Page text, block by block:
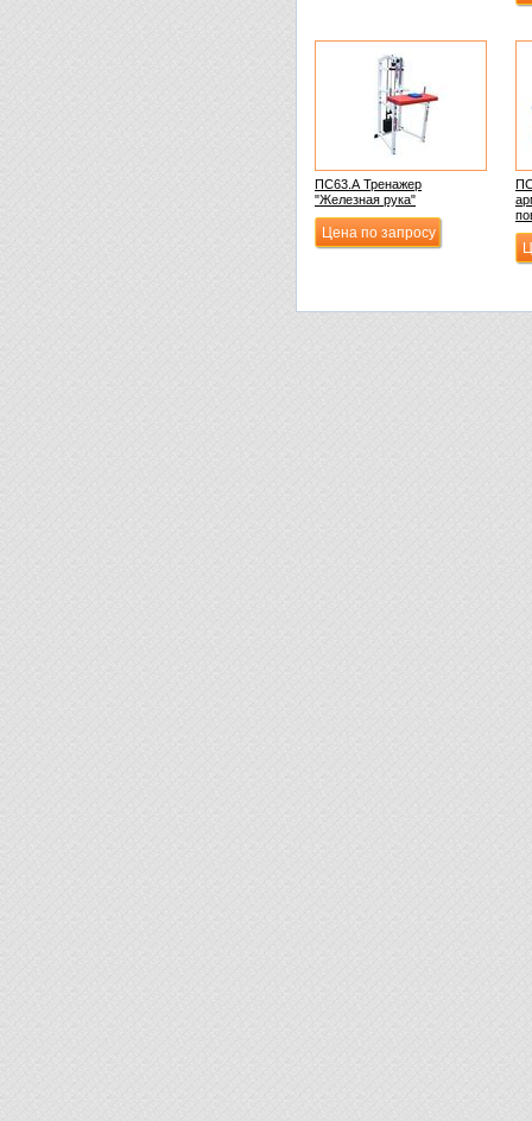
ПС63.А Тренажер
"Железная рука"
Цена по запросу